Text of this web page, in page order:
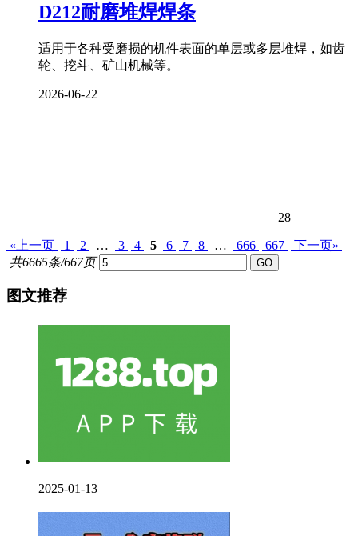
D212耐磨堆焊焊条
适用于各种受磨损的机件表面的单层或多层堆焊，如齿
轮、挖斗、矿山机械等。
2026-06-22
28
«上一页 1 2 … 3 4 5 6 7 8 … 666 667
下一页»
共6665条/667页
图文推荐
2025-01-13